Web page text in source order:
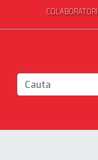
COLABORATORI